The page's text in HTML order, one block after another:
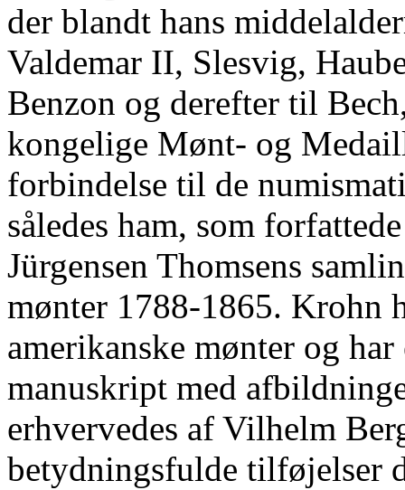
der blandt hans
Valdemar II, Slesvig,
Benzon og derefter til
kongelige Mønt- og
forbindelse til de
således ham, som
Jürgensen Thomsens
mønter 1788-1865. Krohn
amerikanske mønter og
manuskript med
erhvervedes af Vilhelm
betydningsfulde tilføjelser